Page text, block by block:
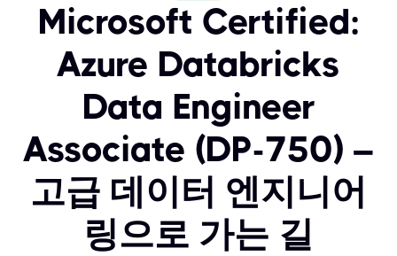
Microsoft Certified:
Azure Databricks
Data Engineer
Associate (DP-750) –
고급 데이터 엔지니어
링으로 가는 길